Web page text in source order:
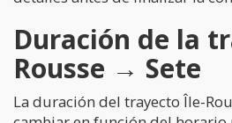
Duración de la
Rousse → Sete
La duración del trayecto Île-